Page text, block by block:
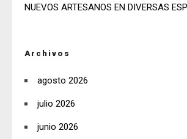
NUEVOS ARTESANOS EN DIVERSAS
Archivos
agosto 2026
julio 2026
junio 2026